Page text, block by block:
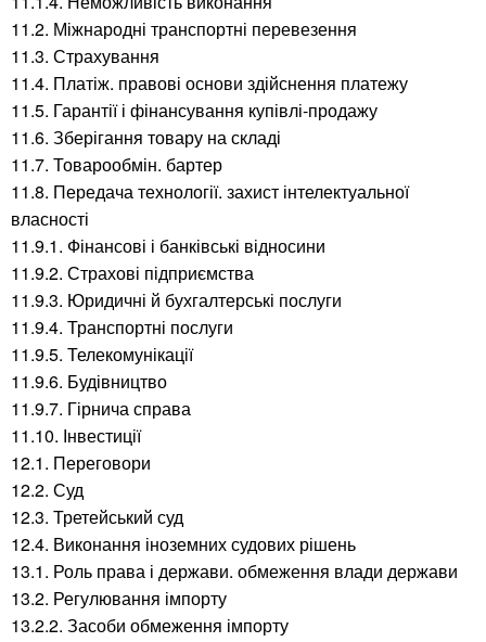
11.2. Міжнародні транспортні перевезення
11.3. Страхування
11.4. Платіж. правові основи здійснення платежу
11.5. Гарантії і фінансування купівлі-продажу
11.6. Зберігання товару на складі
11.7. Товарообмін. бартер
11.8. Передача технології. захист інтелектуальної
власності
11.9.1. Фінансові і банківські відносини
11.9.2. Страхові підприємства
11.9.3. Юридичні й бухгалтерські послуги
11.9.4. Транспортні послуги
11.9.5. Телекомунікації
11.9.6. Будівництво
11.9.7. Гірнича справа
11.10. Інвестиції
12.1. Переговори
12.2. Суд
12.3. Третейський суд
12.4. Виконання іноземних судових рішень
13.1. Роль права і держави. обмеження влади держави
13.2. Регулювання імпорту
13.2.2. Засоби обмеження імпорту